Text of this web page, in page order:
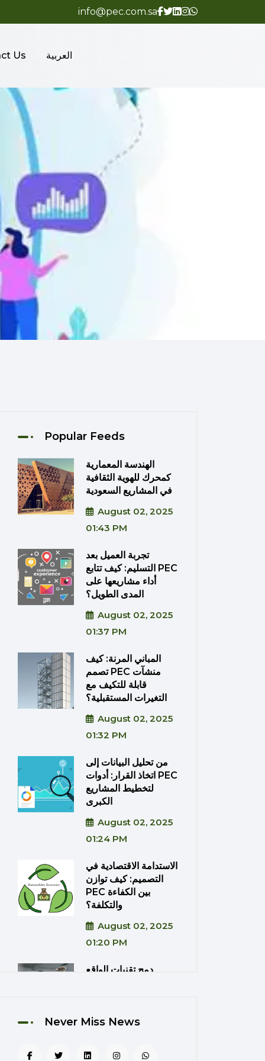
info@pec.com.sa
Us العربية
Popular Feeds
الهندسة المعمارية
كمحرك للهوية الثقافية
في المشاريع السعودية
August 02, 2025
01:43 PM
تجربة العميل بعد
التسليم: كيف تتابع PEC
أداء مشاريعها على
المدى الطويل؟
August 02, 2025
01:37 PM
المباني المرنة: كيف
تصمم PEC منشآت
قابلة للتكيف مع
التغيرات المستقبلية؟
August 02, 2025
01:32 PM
من تحليل البيانات إلى
اتخاذ القرار: أدوات PEC
لتخطيط المشاريع
الكبرى
August 02, 2025
01:24 PM
الاستدامة الاقتصادية في
التصميم: كيف توازن
PEC بين الكفاءة
والتكلفة؟
August 02, 2025
01:20 PM
دمج تقنيات الواقع
August 02, 2025
Never Miss News